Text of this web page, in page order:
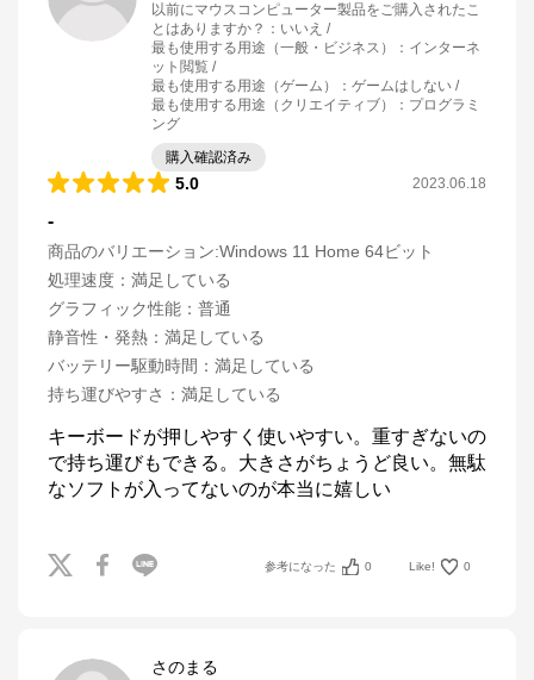
以前にマウスコンピューター製品をご購入されたこ
とはありますか？ ： いいえ
最も使用する用途（一般・ビジネス）
： インターネ
ット閲覧
最も使用する用途（ゲーム）
： ゲームはしない
最も使用する用途（クリエイティブ）
： プログラミ
ング
購入確認済み
5.0 2023.06.18
-
商品のバリエーション:Windows 11 Home 64ビット
処理速度 ： 満足している
グラフィック性能 ： 普通
静音性・発熱 ： 満足している
バッテリー駆動時間 ： 満足している
持ち運びやすさ ： 満足している
キーボードが押しやすく使いやすい。重すぎないの
で持ち運びもできる。大きさがちょうど良い。無駄
なソフトが入ってないのが本当に嬉しい
参考になった 0 Like! 0
さのまる